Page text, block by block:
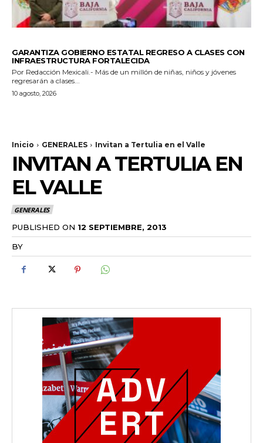
GARANTIZA GOBIERNO ESTATAL REGRESO A CLASES CON
INFRAESTRUCTURA FORTALECIDA
Por Redacción Mexicali.- Más de un millón de niñas, niños y jóvenes
regresarán a clases...
10 agosto, 2026